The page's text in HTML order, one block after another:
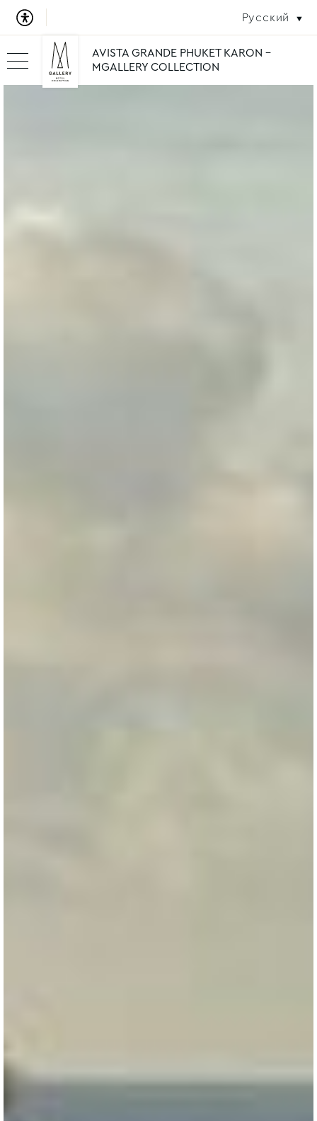
Русский
AVISTA GRANDE PHUKET KARON -
MGALLERY COLLECTION